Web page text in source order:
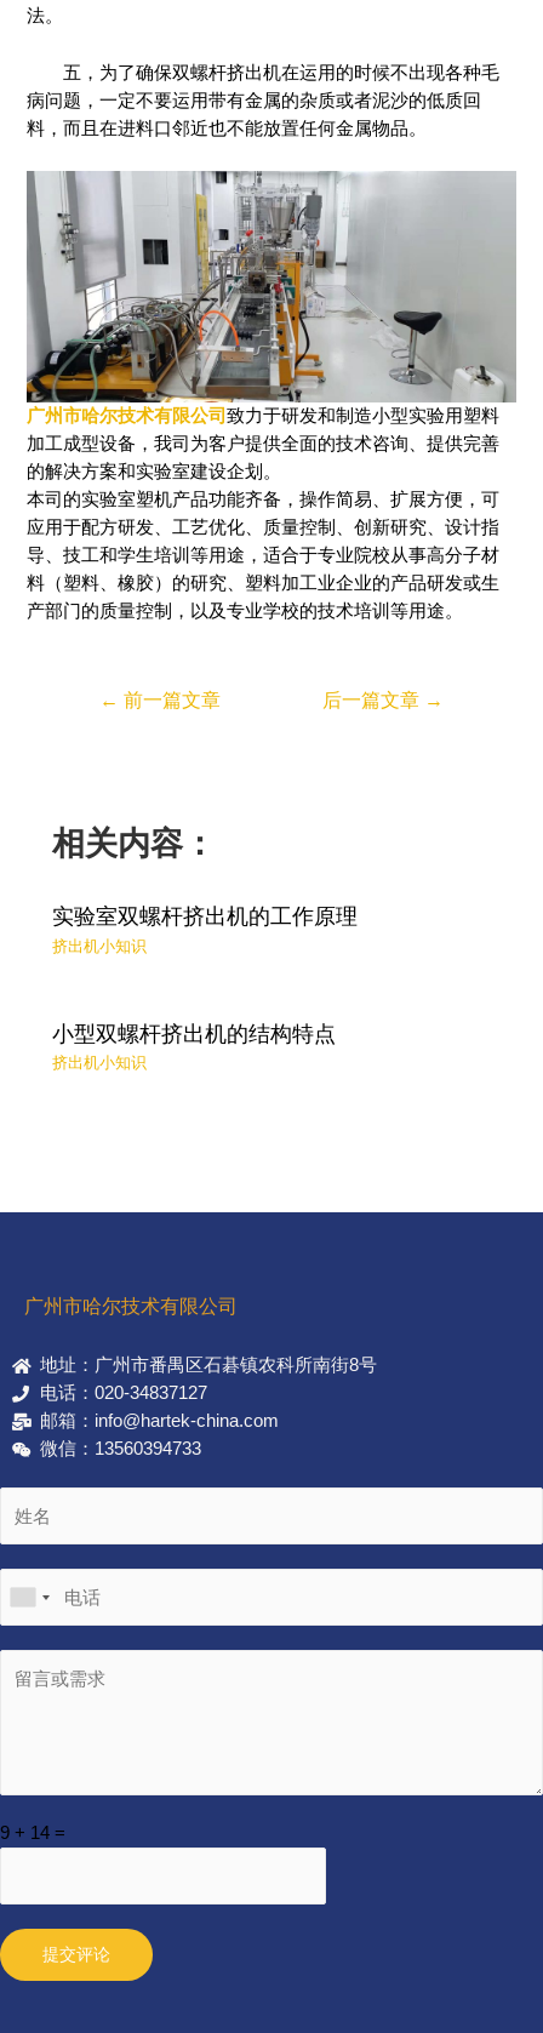
法。
五，为了确保双螺杆挤出机在运用的时候不出现各种毛
病问题，一定不要运用带有金属的杂质或者泥沙的低质回
料，而且在进料口邻近也不能放置任何金属物品。
广州市哈尔技术有限公司致力于研发和制造小型实验用塑料
加工成型设备，我司为客户提供全面的技术咨询、提供完善
的解决方案和实验室建设企划。
本司的实验室塑机产品功能齐备，操作简易、扩展方便，可
应用于配方研发、工艺优化、质量控制、创新研究、设计指
导、技工和学生培训等用途，适合于专业院校从事高分子材
料（塑料、橡胶）的研究、塑料加工业企业的产品研发或生
产部门的质量控制，以及专业学校的技术培训等用途。
← 前一篇文章 后一篇文章 →
相关内容：
实验室双螺杆挤出机的工作原理
挤出机小知识
小型双螺杆挤出机的结构特点
挤出机小知识
广州市哈尔技术有限公司
地址：广州市番禺区石碁镇农科所南街8号
电话：020-34837127
邮箱：info@hartek-china.com
微信：13560394733
9 + 14 =
提交评论